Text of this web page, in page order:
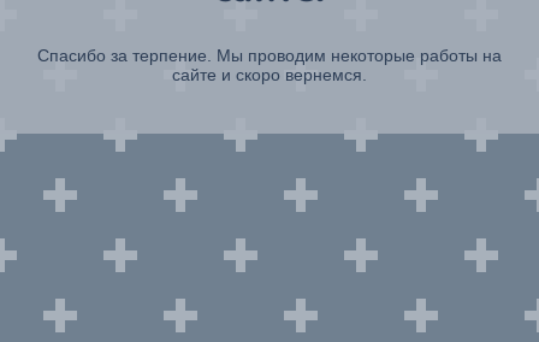
Спасибо за терпение. Мы проводим некоторые работы на
сайте и скоро вернемся.